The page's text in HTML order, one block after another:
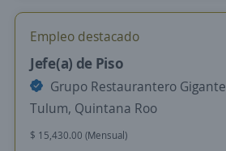
Empleo destacado
Jefe(a) de Piso
Grupo Restaurantero Gigante
Tulum, Quintana Roo
$ 15,430.00 (Mensual)